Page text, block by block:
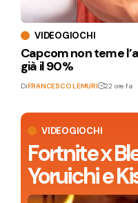
VIDEOGIOCHI
Fortnite x
Yoruichi e
VIDEOGIOCHI
Capcom non teme
già il 90%
DiFRANCESCO LEMURI 22 ore fa